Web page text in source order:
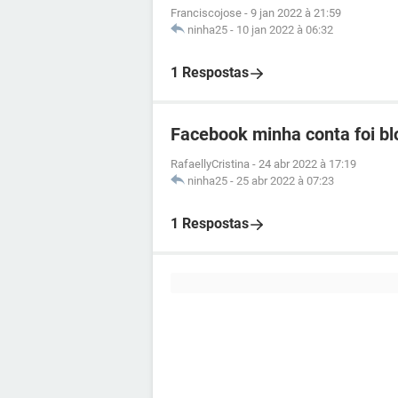
Franciscojose - 9 jan 2022 à 21:59
ninha25 - 10 jan 2022 à 06:32
1 Respostas
Facebook minha conta foi
RafaellyCristina - 24 abr 2022 à 17:19
ninha25 - 25 abr 2022 à 07:23
1 Respostas